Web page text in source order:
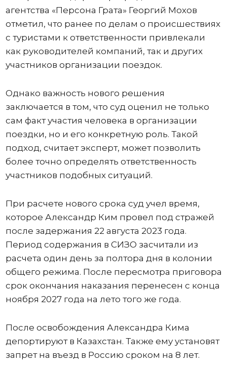
агентства «Персона Грата» Георгий Мохов
отметил, что ранее по делам о происшествиях
с туристами к ответственности привлекали
как руководителей компаний, так и других
участников организации поездок.
Однако важность нового решения
заключается в том, что суд оценил не только
сам факт участия человека в организации
поездки, но и его конкретную роль. Такой
подход, считает эксперт, может позволить
более точно определять ответственность
участников подобных ситуаций.
При расчете нового срока суд учел время,
которое Александр Ким провел под стражей
после задержания 22 августа 2023 года.
Период содержания в СИЗО засчитали из
расчета один день за полтора дня в колонии
общего режима. После пересмотра приговора
срок окончания наказания перенесен с конца
ноября 2027 года на лето того же года.
После освобождения Александра Кима
депортируют в Казахстан. Также ему установят
запрет на въезд в Россию сроком на 8 лет.